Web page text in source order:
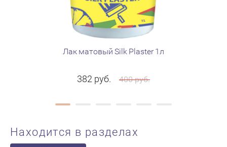
Лак матовый Silk Plaster 1л
382 руб. 400руб.
Находится в разделах